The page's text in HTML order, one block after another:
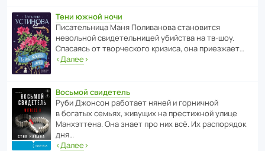
Тени южной ночи
Писа­тель­ница Маня Поли­ва­нова стано­вится
невольной свиде­тель­ницей убийства на тв-шоу.
Спасаясь от твор­че­с­кого кризиса, она приезжает…
‹Далее›
Восьмой свидетель
Руби Джонсон рабо­тает няней и горни­чной
в богатых семьях, живущих на прес­ти­жной улице
Манх­эт­тена. Она знает про них всё. Их распо­рядок
дня…
‹Далее›